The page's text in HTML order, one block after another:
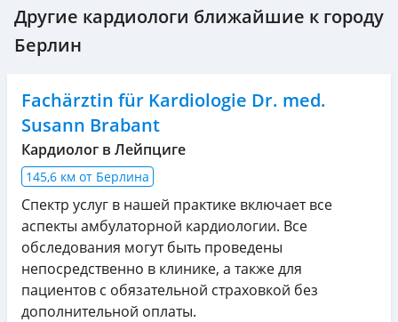
Другие кардиологи ближайшие к городу
Берлин
Fachärztin für Kardiologie Dr. med.
Susann Brabant
Кардиолог в Лейпциге
145,6 км от Берлина
Спектр услуг в нашей практике включает все
аспекты амбулаторной кардиологии. Все
обследования могут быть проведены
непосредственно в клинике, а также для
пациентов с обязательной страховкой без
дополнительной оплаты.